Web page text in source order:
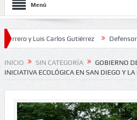
Menú
y Luis Carlos Gutiérrez Defensoría
Nacionales 2026
INICIO SIN CATEGORÍA
GOBIERNO
INICIATIVA ECOLÓGICA EN SAN DIEGO Y LA